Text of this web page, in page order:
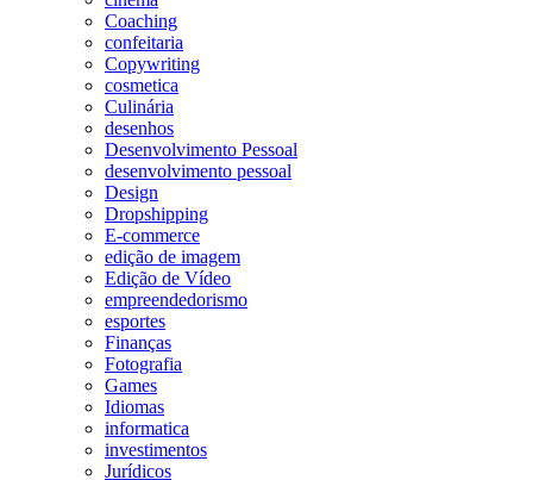
Coaching
confeitaria
Copywriting
cosmetica
Culinária
desenhos
Desenvolvimento Pessoal
desenvolvimento pessoal
Design
Dropshipping
E-commerce
edição de imagem
Edição de Vídeo
empreendedorismo
esportes
Finanças
Fotografia
Games
Idiomas
informatica
investimentos
Jurídicos